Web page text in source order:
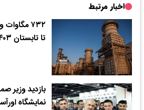
اخبار مرتبط
۷۳۲
تا تابستان ۱۴۰۳ در مدار قرار می‌گیرد
بازدید وزیر
نمایشگاه